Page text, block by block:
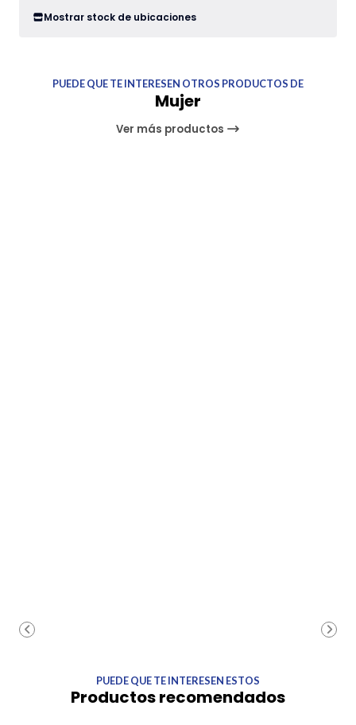
Mostrar stock de ubicaciones
PUEDE QUE TE INTERESEN OTROS PRODUCTOS DE
Mujer
Ver más productos
PUEDE QUE TE INTERESEN ESTOS
Productos recomendados